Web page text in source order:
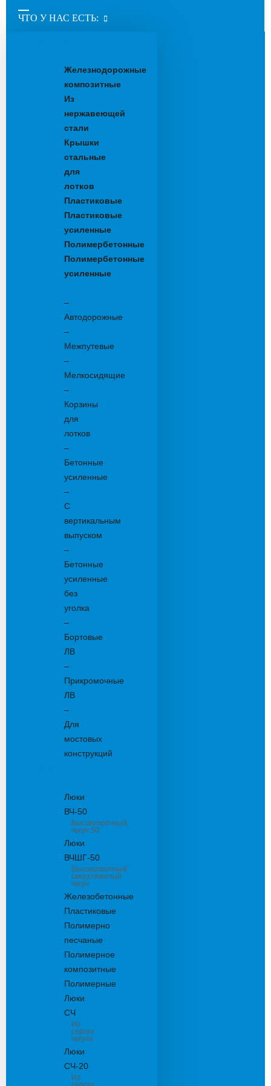
ЧТО У НАС ЕСТЬ:
Железнодорожные
композитные
Из
нержавеющей
стали
Крышки
стальные
для
лотков
Пластиковые
Пластиковые
усиленные
Полимербетонные
Полимербетонные
усиленные
–
Автодорожные
–
Межпутевые
–
Мелкосидящие
–
Корзины
для
лотков
–
Бетонные
усиленные
–
С
вертикальным
выпуском
–
Бетонные
усиленные
без
уголка
–
Бортовые
ЛВ
–
Прикромочные
ЛВ
–
Для
мостовых
конструкций
Люки
ВЧ-50
Высокопрочный
чугун 50
Люки
ВЧШГ-50
Высокопрочный
сверхтяжелый
чугун
Железобетонные
Пластиковые
Полимерно
песчаные
Полимерное
композитные
Полимерные
Люки
СЧ
Из
серого
чугуна
Люки
СЧ-20
Из